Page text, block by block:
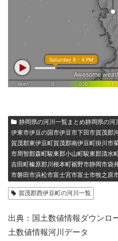
静岡県の河川一覧まとめ静岡県の河
伊東市伊豆の国市伊豆市下田市賀茂郡
賀茂郡東伊豆町賀茂郡南伊豆町掛川市
市周智郡森町駿東郡小山町駿東郡清水
吉田町榛原郡川根本町裾野市静岡市袋
市磐田市浜松市富士宮市富士市牧之原
賀茂郡西伊豆町の河川一覧
出典：国土数値情報ダウンロ
土数値情報河川データ